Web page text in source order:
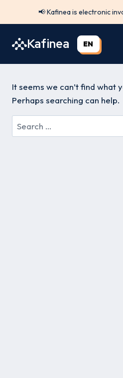
📢 Kafinea is electronic
Kafinea EN
It seems we can’t find what
Perhaps searching can help.
Search
for: